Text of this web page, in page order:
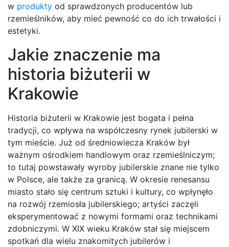
w produkty od sprawdzonych producentów lub
rzemieślników, aby mieć pewność co do ich trwałości i
estetyki.
Jakie znaczenie ma
historia biżuterii w
Krakowie
Historia biżuterii w Krakowie jest bogata i pełna
tradycji, co wpływa na współczesny rynek jubilerski w
tym mieście. Już od średniowiecza Kraków był
ważnym ośrodkiem handlowym oraz rzemieślniczym;
to tutaj powstawały wyroby jubilerskie znane nie tylko
w Polsce, ale także za granicą. W okresie renesansu
miasto stało się centrum sztuki i kultury, co wpłynęło
na rozwój rzemiosła jubilerskiego; artyści zaczęli
eksperymentować z nowymi formami oraz technikami
zdobniczymi. W XIX wieku Kraków stał się miejscem
spotkań dla wielu znakomitych jubilerów i